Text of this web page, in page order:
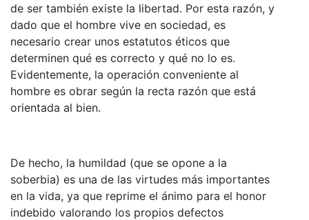
de ser también existe la libertad. Por esta razón, y
dado que el hombre vive en sociedad, es
necesario crear unos estatutos éticos que
determinen qué es correcto y qué no lo es.
Evidentemente, la operación conveniente al
hombre es obrar según la recta razón que está
orientada al bien.
De hecho, la humildad (que se opone a la
soberbia) es una de las virtudes más importantes
en la vida, ya que reprime el ánimo para el honor
indebido valorando los propios defectos